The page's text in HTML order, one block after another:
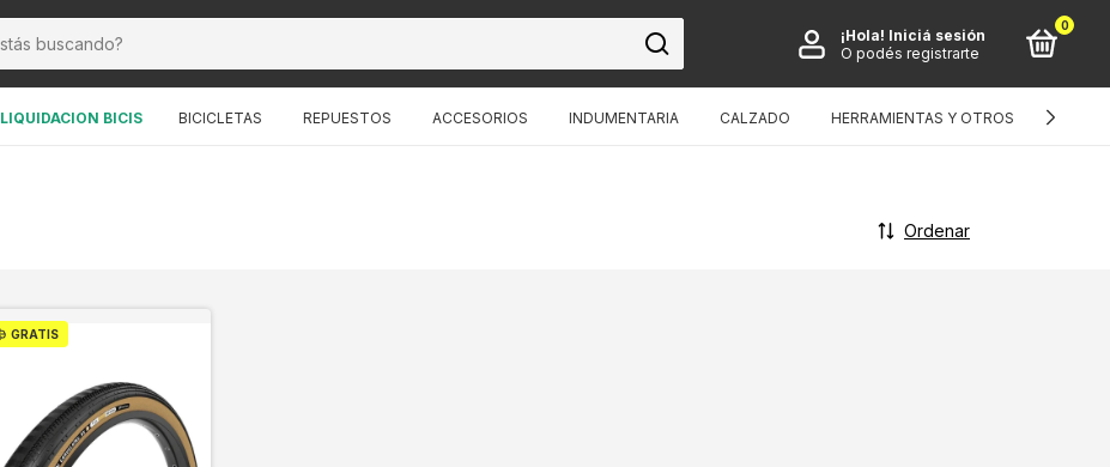
¡Hola! Iniciá sesión
O podés registrarte
0
LIQUIDACION BICIS BICICLETAS REPUESTOS ACCESORIOS INDUMENTARIA CALZADO HERRAMIENTAS Y OTROS
Ordenar
GRATIS